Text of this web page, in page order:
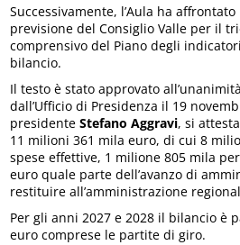
Successivamente, l’Aula ha
previsione del Consiglio Valle per il
comprensivo del Piano degli
bilancio.
Il testo è stato approvato
dall’Ufficio di Presidenza il 19
presidenteStefano Aggravi, si
11 milioni 361 mila euro, di cui 8
spese effettive, 1 milione 805 mila
euro quale parte dell’avanzo di
restituire all’amministrazione
Per gli anni 2027 e 2028 il bilancio è
euro comprese le partite di giro.